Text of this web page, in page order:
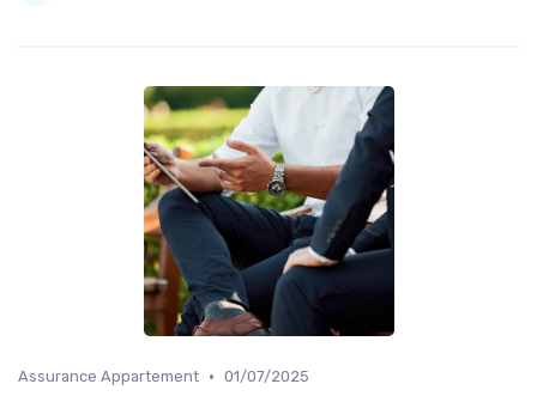
Assurance Appartement • 01/07/2025